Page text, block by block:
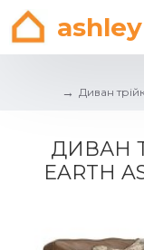
ashley
Диван
ДИВАН
EARTH